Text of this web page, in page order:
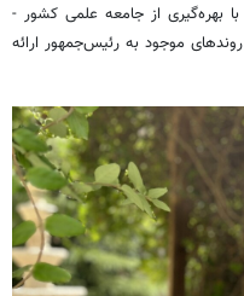
بهره‌گیری از جامعه علمی کشور -
موجود به رئیس‌جمهور ارائه